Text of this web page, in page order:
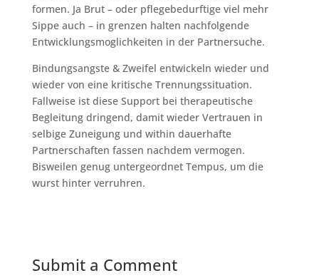
formen. Ja Brut – oder pflegebedurftige viel mehr
Sippe auch – in grenzen halten nachfolgende
Entwicklungsmoglichkeiten in der Partnersuche.
Bindungsangste & Zweifel entwickeln wieder und
wieder von eine kritische Trennungssituation.
Fallweise ist diese Support bei therapeutische
Begleitung dringend, damit wieder Vertrauen in
selbige Zuneigung und within dauerhafte
Partnerschaften fassen nachdem vermogen.
Bisweilen genug untergeordnet Tempus, um die
wurst hinter verruhren.
Submit a Comment